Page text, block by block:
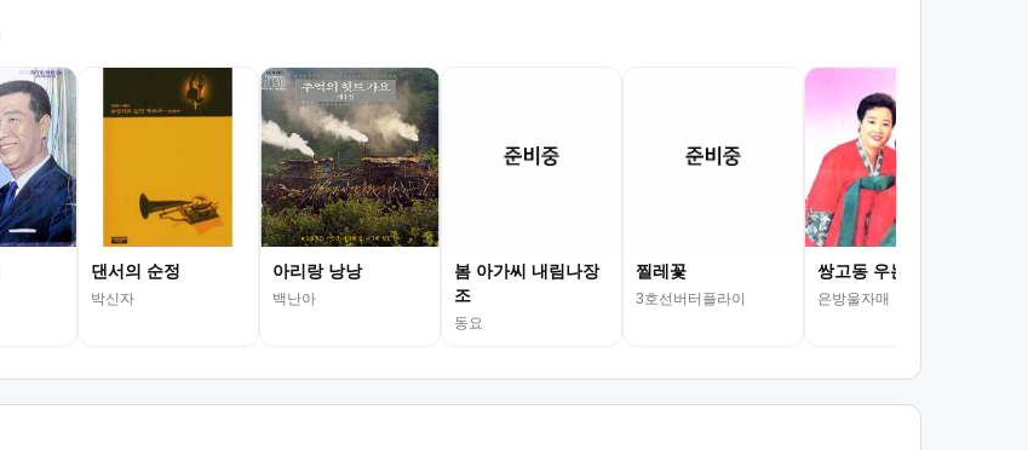
댄서의 순정
박신자
아리랑 낭낭
백난아
봄 아가씨 내림나장
조
동요
찔레꽃
3호선버터플라이
쌍고동 우는 항구
은방울자매